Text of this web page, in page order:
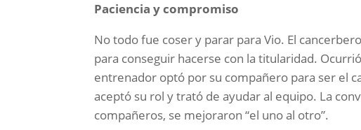
Paciencia y compromiso
No todo fue coser y parar para Vio. El
para conseguir hacerse con la titularidad.
entrenador optó por su compañero para ser el
aceptó su rol y trató de ayudar al equipo. La
compañeros, se mejoraron “el uno al otro”.